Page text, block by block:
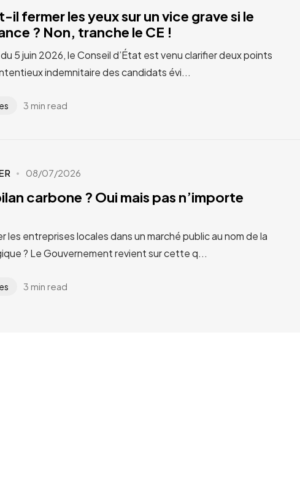
il fermer les yeux sur un vice grave si le
? Non, tranche le CE !
5 juin 2026, le Conseil d’État est venu clarifier deux points
indemnitaire des candidats évi...
3 min read
08/07/2026
carbone ? Oui mais pas n’importe
les entreprises locales dans un marché public au nom de la
? Le Gouvernement revient sur cette q...
3 min read